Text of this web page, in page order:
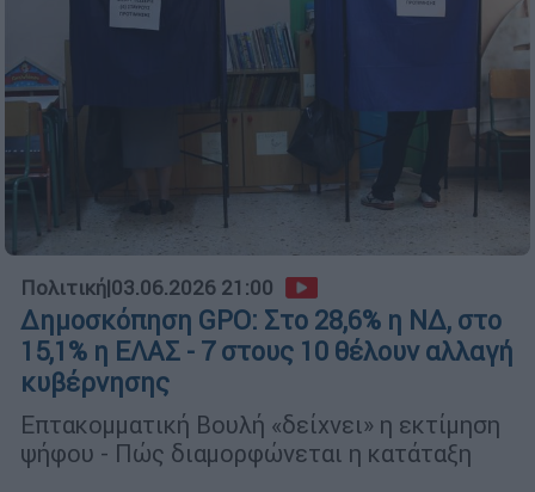
Πολιτική|03.06.2026 21:00
Δημοσκόπηση GPO: Στο 28,6% η ΝΔ, στο
15,1% η ΕΛΑΣ - 7 στους 10 θέλουν αλλαγή
κυβέρνησης
Επτακομματική Βουλή «δείχνει» η εκτίμηση
ψήφου - Πώς διαμορφώνεται η κατάταξη